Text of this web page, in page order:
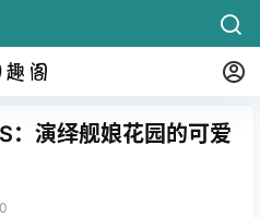
：演绎舰娘花园的可爱
0